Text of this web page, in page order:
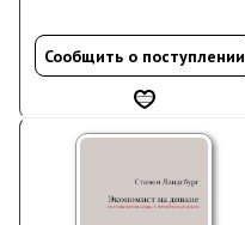
Сообщить о поступлении